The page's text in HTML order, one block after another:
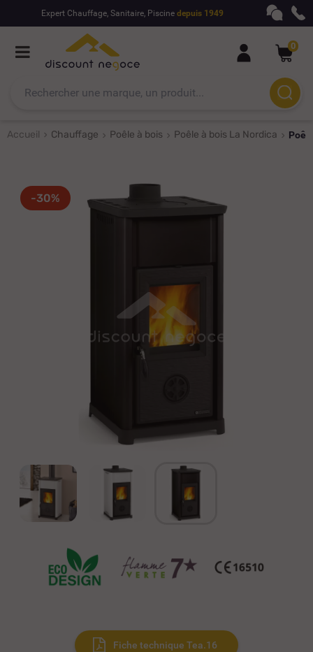
Expert Chauffage, Sanitaire, Piscine depuis 1949
0
Accueil Chauffage Poêle à bois Poêle à bois La Nordica
-30%
fiche technique Tea.16